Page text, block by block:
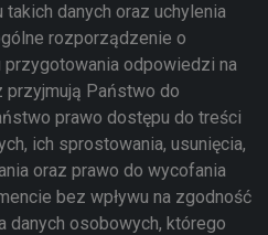
danych oraz uchylenia
rozporządzenie o
przygotowania odpowiedzi na
przyjmują Państwo do
prawo dostępu do treści
ich sprostowania, usunięcia,
oraz prawo do wycofania
bez wpływu na zgodność
danych osobowych, którego